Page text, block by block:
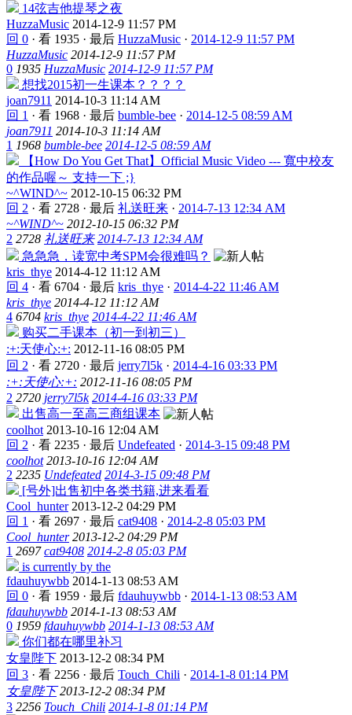
14弦吉他提琴之夜
HuzzaMusic 2014-12-9 11:57 PM
回 0 · 看 1935 · 最后 HuzzaMusic · 2014-12-9 11:57 PM
HuzzaMusic 2014-12-9 11:57 PM
0 1935 HuzzaMusic 2014-12-9 11:57 PM
想找2015初一生课本？？？？
joan7911 2014-10-3 11:14 AM
回 1 · 看 1968 · 最后 bumble-bee · 2014-12-5 08:59 AM
joan7911 2014-10-3 11:14 AM
1 1968 bumble-bee 2014-12-5 08:59 AM
【How Do You Get That】Official Music Video --- 寬中校友
的作品喔～ 支持一下 ;}
~^WIND^~ 2012-10-15 06:32 PM
回 2 · 看 2728 · 最后 礼送旺来 · 2014-7-13 12:34 AM
~^WIND^~ 2012-10-15 06:32 PM
2 2728 礼送旺来 2014-7-13 12:34 AM
急急急，读宽中考SPM会很难吗？
kris_thye 2014-4-12 11:12 AM
回 4 · 看 6704 · 最后 kris_thye · 2014-4-22 11:46 AM
kris_thye 2014-4-12 11:12 AM
4 6704 kris_thye 2014-4-22 11:46 AM
购买二手课本（初一到初三）
:+:天使心:+: 2012-11-16 08:05 PM
回 2 · 看 2720 · 最后 jerry7l5k · 2014-4-16 03:33 PM
:+:天使心:+: 2012-11-16 08:05 PM
2 2720 jerry7l5k 2014-4-16 03:33 PM
出售高一至高三商组课本
coolhot 2013-10-16 12:04 AM
回 2 · 看 2235 · 最后 Undefeated · 2014-3-15 09:48 PM
coolhot 2013-10-16 12:04 AM
2 2235 Undefeated 2014-3-15 09:48 PM
[号外]出售初中各类书籍,进来看看
Cool_hunter 2013-12-2 04:29 PM
回 1 · 看 2697 · 最后 cat9408 · 2014-2-8 05:03 PM
Cool_hunter 2013-12-2 04:29 PM
1 2697 cat9408 2014-2-8 05:03 PM
is currently by the
fdauhuywbb 2014-1-13 08:53 AM
回 0 · 看 1959 · 最后 fdauhuywbb · 2014-1-13 08:53 AM
fdauhuywbb 2014-1-13 08:53 AM
0 1959 fdauhuywbb 2014-1-13 08:53 AM
你们都在哪里补习
女皇陛下 2013-12-2 08:34 PM
回 3 · 看 2256 · 最后 Touch_Chili · 2014-1-8 01:14 PM
女皇陛下 2013-12-2 08:34 PM
3 2256 Touch_Chili 2014-1-8 01:14 PM